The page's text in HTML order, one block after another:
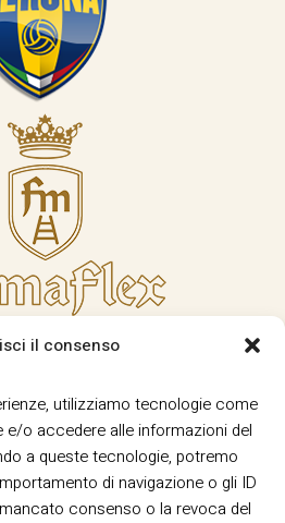
il consenso
utilizziamo tecnologie come
o accedere alle informazioni del
a queste tecnologie, potremo
di navigazione o gli ID
consenso o la revoca del